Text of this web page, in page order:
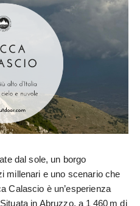
dal sole, un borgo
millenari e uno scenario che
Calascio è un’esperienza
in Abruzzo, a 1 460 m di